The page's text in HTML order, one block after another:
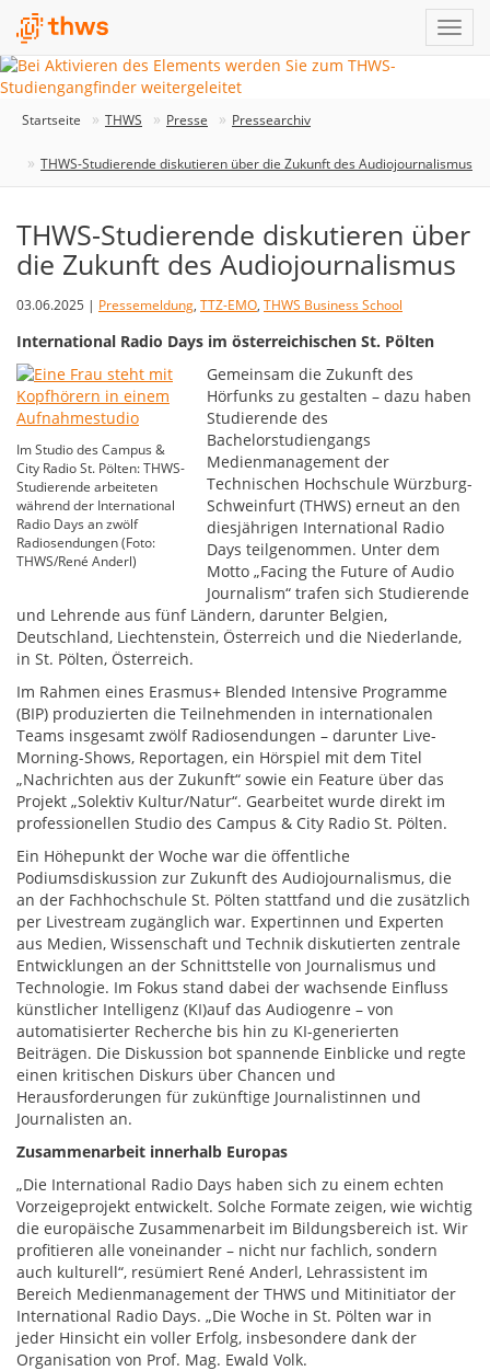
Startseite THWS Presse Pressearchiv
THWS-Studierende diskutieren über die Zukunft des Audiojournalismus
THWS-Studierende diskutieren über
die Zukunft des Audiojournalismus
03.06.2025 | Pressemeldung, TTZ-EMO, THWS Business School
International Radio Days im österreichischen St. Pölten
Im Studio des Campus &
City Radio St. Pölten: THWS-
Studierende arbeiteten
während der International
Radio Days an zwölf
Radiosendungen (Foto:
THWS/René Anderl)
Gemeinsam die Zukunft des
Hörfunks zu gestalten – dazu haben
Studierende des
Bachelorstudiengangs
Medienmanagement der
Technischen Hochschule Würzburg-
Schweinfurt (THWS) erneut an den
diesjährigen International Radio
Days teilgenommen. Unter dem
Motto „Facing the Future of Audio
Journalism“ trafen sich Studierende
und Lehrende aus fünf Ländern, darunter Belgien,
Deutschland, Liechtenstein, Österreich und die Niederlande,
in St. Pölten, Österreich.
Im Rahmen eines Erasmus+ Blended Intensive Programme
(BIP) produzierten die Teilnehmenden in internationalen
Teams insgesamt zwölf Radiosendungen – darunter Live-
Morning-Shows, Reportagen, ein Hörspiel mit dem Titel
„Nachrichten aus der Zukunft“ sowie ein Feature über das
Projekt „Solektiv Kultur/Natur“. Gearbeitet wurde direkt im
professionellen Studio des Campus & City Radio St. Pölten.
Ein Höhepunkt der Woche war die öffentliche
Podiumsdiskussion zur Zukunft des Audiojournalismus, die
an der Fachhochschule St. Pölten stattfand und die zusätzlich
per Livestream zugänglich war. Expertinnen und Experten
aus Medien, Wissenschaft und Technik diskutierten zentrale
Entwicklungen an der Schnittstelle von Journalismus und
Technologie. Im Fokus stand dabei der wachsende Einfluss
künstlicher Intelligenz (KI)auf das Audiogenre – von
automatisierter Recherche bis hin zu KI-generierten
Beiträgen. Die Diskussion bot spannende Einblicke und regte
einen kritischen Diskurs über Chancen und
Herausforderungen für zukünftige Journalistinnen und
Journalisten an.
Zusammenarbeit innerhalb Europas
„Die International Radio Days haben sich zu einem echten
Vorzeigeprojekt entwickelt. Solche Formate zeigen, wie wichtig
die europäische Zusammenarbeit im Bildungsbereich ist. Wir
profitieren alle voneinander – nicht nur fachlich, sondern
auch kulturell“, resümiert René Anderl, Lehrassistent im
Bereich Medienmanagement der THWS und Mitinitiator der
International Radio Days. „Die Woche in St. Pölten war in
jeder Hinsicht ein voller Erfolg, insbesondere dank der
Organisation von Prof. Mag. Ewald Volk.